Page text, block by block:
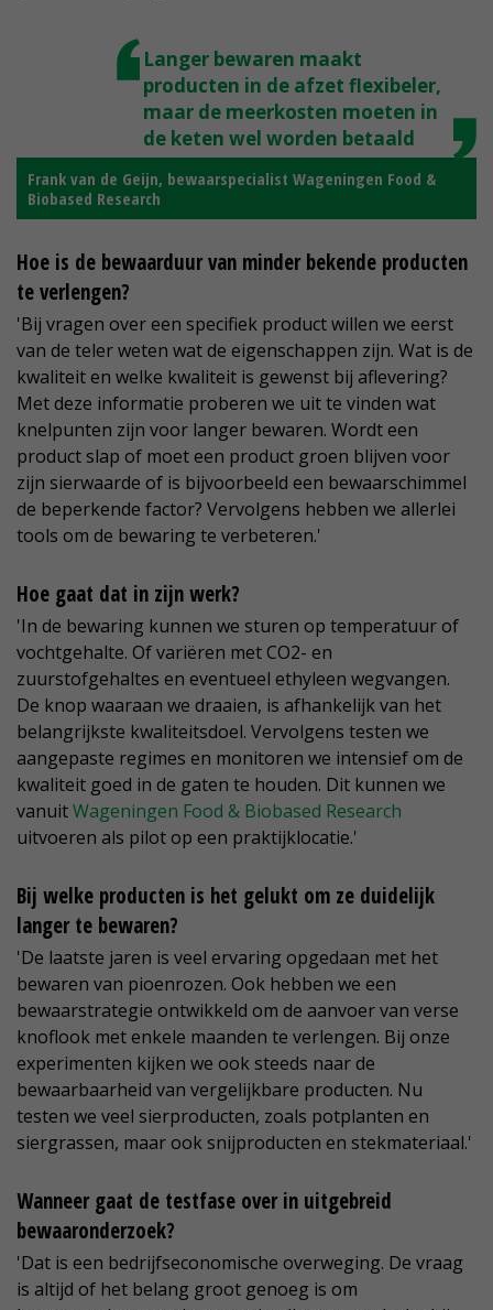
Langer bewaren maakt
producten in de afzet flexibeler,
maar de meerkosten moeten in
de keten wel worden betaald
Frank van de Geijn, bewaarspecialist Wageningen Food &
Biobased Research
Hoe is de bewaarduur van minder bekende producten
te verlengen?
'Bij vragen over een specifiek product willen we eerst
van de teler weten wat de eigenschappen zijn. Wat is de
kwaliteit en welke kwaliteit is gewenst bij aflevering?
Met deze informatie proberen we uit te vinden wat
knelpunten zijn voor langer bewaren. Wordt een
product slap of moet een product groen blijven voor
zijn sierwaarde of is bijvoorbeeld een bewaarschimmel
de beperkende factor? Vervolgens hebben we allerlei
tools om de bewaring te verbeteren.'
Hoe gaat dat in zijn werk?
'In de bewaring kunnen we sturen op temperatuur of
vochtgehalte. Of variëren met CO2- en
zuurstofgehaltes en eventueel ethyleen wegvangen.
De knop waaraan we draaien, is afhankelijk van het
belangrijkste kwaliteitsdoel. Vervolgens testen we
aangepaste regimes en monitoren we intensief om de
kwaliteit goed in de gaten te houden. Dit kunnen we
vanuitWageningen Food & Biobased Research
uitvoeren als pilot op een praktijklocatie.'
Bij welke producten is het gelukt om ze duidelijk
langer te bewaren?
'De laatste jaren is veel ervaring opgedaan met het
bewaren van pioenrozen. Ook hebben we een
bewaarstrategie ontwikkeld om de aanvoer van verse
knoflook met enkele maanden te verlengen. Bij onze
experimenten kijken we ook steeds naar de
bewaarbaarheid van vergelijkbare producten. Nu
testen we veel sierproducten, zoals potplanten en
siergrassen, maar ook snijproducten en stekmateriaal.'
Wanneer gaat de testfase over in uitgebreid
bewaaronderzoek?
'Dat is een bedrijfseconomische overweging. De vraag
is altijd of het belang groot genoeg is om